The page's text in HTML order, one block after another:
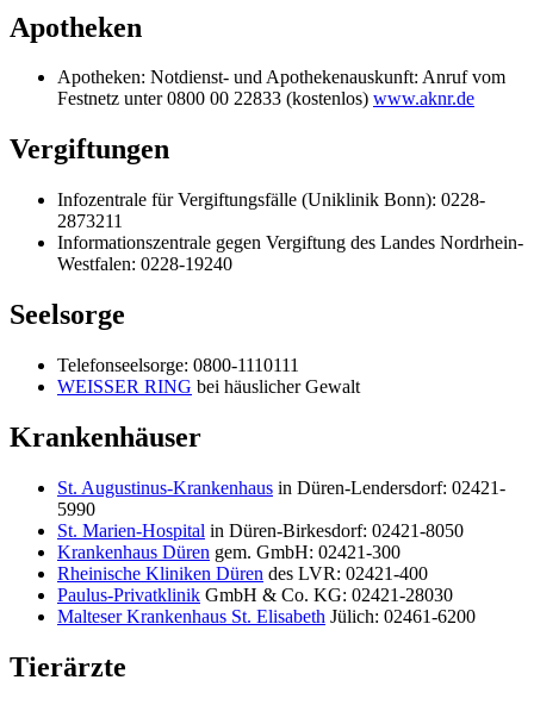
Apotheken
Apotheken: Notdienst- und Apothekenauskunft: Anruf vom
Festnetz unter 0800 00 22833 (kostenlos) www.aknr.de
Vergiftungen
Infozentrale für Vergiftungsfälle (Uniklinik Bonn): 0228-
2873211
Informationszentrale gegen Vergiftung des Landes Nordrhein-
Westfalen: 0228-19240
Seelsorge
Telefonseelsorge: 0800-1110111
WEISSER RING bei häuslicher Gewalt
Krankenhäuser
St. Augustinus-Krankenhaus in Düren-Lendersdorf: 02421-
5990
St. Marien-Hospital in Düren-Birkesdorf: 02421-8050
Krankenhaus Düren gem. GmbH: 02421-300
Rheinische Kliniken Düren des LVR: 02421-400
Paulus-Privatklinik GmbH & Co. KG: 02421-28030
Malteser Krankenhaus St. Elisabeth Jülich: 02461-6200
Tierärzte